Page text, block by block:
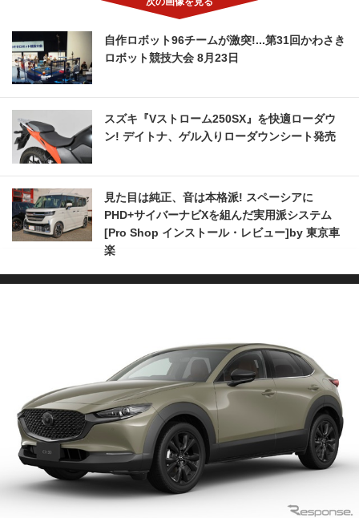
自作ロボット96チームが激突!...第31回かわさき
ロボット競技大会 8月23日
スズキ『Vストローム250SX』を快適ローダウ
ン! デイトナ、ゲル入りローダウンシート発売
見た目は純正、音は本格派! スペーシアに
PHD+サイバーナビXを組んだ実用派システム
[Pro Shop インストール・レビュー]by 東京車
楽